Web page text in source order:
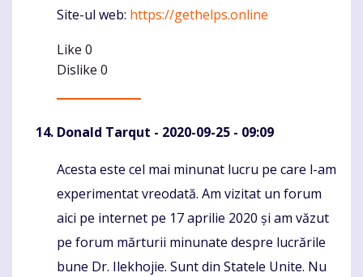
Site-ul web: https://gethelps.online
Like 0
Dislike 0
Donald Tarqut - 2020-09-25 - 09:09
Komentaras
Acesta este cel mai minunat lucru pe care l-am
experimentat vreodată. Am vizitat un forum
aici pe internet pe 17 aprilie 2020 și am văzut
pe forum mărturii minunate despre lucrările
bune Dr. Ilekhojie. Sunt din Statele Unite. Nu